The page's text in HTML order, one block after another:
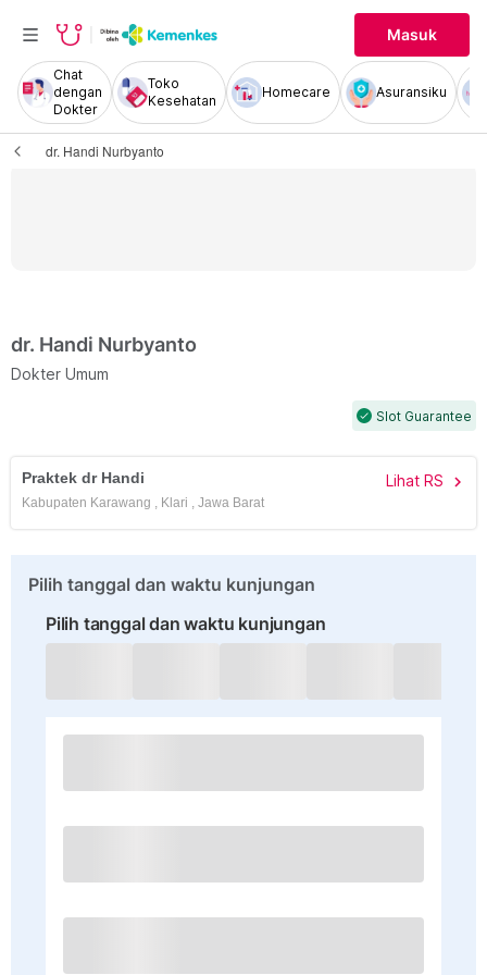
Masuk
Chat
dengan
Dokter
Toko
Kesehatan
Homecare Asuransiku
dr. Handi Nurbyanto
dr. Handi Nurbyanto
Dokter Umum
check Slot Guarantee
Praktek dr Handi Lihat RS chevron_right
Kabupaten Karawang , Klari , Jawa Barat
Pilih tanggal dan waktu kunjungan
Pilih tanggal dan waktu kunjungan